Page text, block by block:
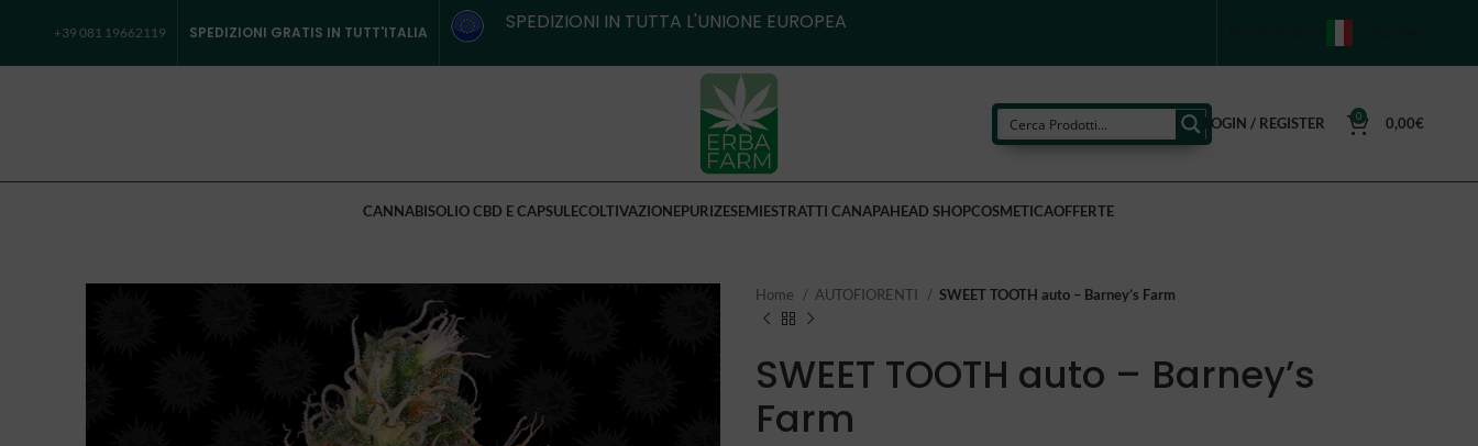
+39 081 19662119 SPEDIZIONI GRATIS IN TUTT'ITALIA SPEDIZIONI IN TUTTA L'UNIONE EUROPEA
LOGIN / REGISTER 0 0,00€
CANNABISOLIO CBD E CAPSULECOLTIVAZIONEPURIZESEMIESTRATTI CANAPAHEAD SHOPCOSMETICAOFFERTE
Home AUTOFIORENTI SWEET TOOTH auto – Barney’s Farm
SWEET TOOTH auto – Barney’s
Farm